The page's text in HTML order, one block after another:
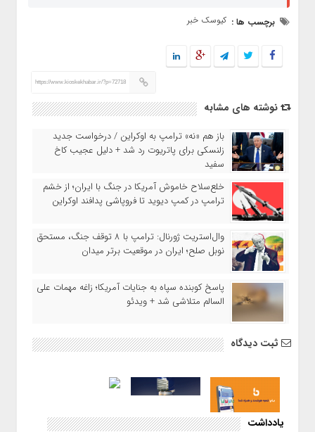
برچسب ها : کیوسک خبر
https://www.kioskekhabar.ir/?p=72718
نوشته های مشابه
باز هم «نه» ترامپ به اوکراین / درخواست جدید
زلنسکی برای پاتریوت رد شد + دلیل عجیب کاخ
سفید
خلع‌سلاح خاموش آمریکا در جنگ با ایران؛ از خشم
ترامپ در کمپ دیوید تا فروپاشی پدافند اوکراین
وال‌استریت ژورنال: ترامپ با ۸ توقف جنگ، مستحق
نوبل صلح؛ ایران در موقعیت برتر میدان
پاسخ کوبنده سپاه به جنایات آمریکا؛ زاغه مهمات علی
السالم متلاشی شد + ویدئو
ثبت دیدگاه
یادداشت